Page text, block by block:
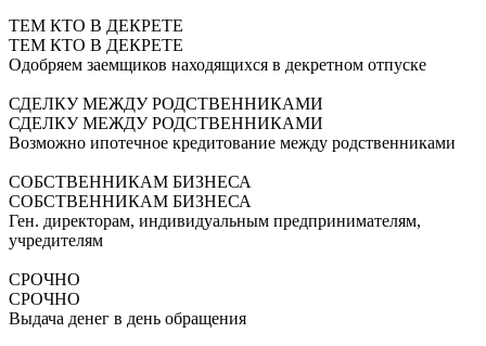
ТЕМ КТО В ДЕКРЕТЕ
ТЕМ КТО В ДЕКРЕТЕ
Одобряем заемщиков находящихся в декретном отпуске
СДЕЛКУ МЕЖДУ РОДСТВЕННИКАМИ
СДЕЛКУ МЕЖДУ РОДСТВЕННИКАМИ
Возможно ипотечное кредитование между родственниками
СОБСТВЕННИКАМ БИЗНЕСА
СОБСТВЕННИКАМ БИЗНЕСА
Ген. директорам, индивидуальным предпринимателям,
учредителям
СРОЧНО
СРОЧНО
Выдача денег в день обращения